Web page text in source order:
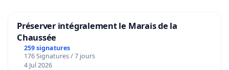
Préserver intégralement le Marais de la
Chaussée
259 signatures
176 Signatures / 7 jours
4 Jul 2026